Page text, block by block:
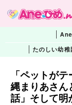
たのしい幼稚
「ペットが
縄まりあさ
話」そして明